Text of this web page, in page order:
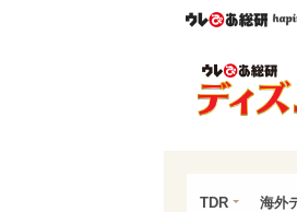
ウ
TDR 海外